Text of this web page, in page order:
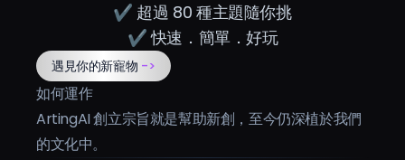
方案價格
✔ 超過 80 種主題隨你挑
✔ 快速．簡單．好玩
遇見你的新寵物 ->
如何運作
ArtingAI 創立宗旨就是幫助新創，至今仍深植於我們
的文化中。